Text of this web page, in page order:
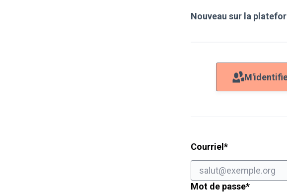
Nouveau sur la
Courriel *Champ
Mot de passe*Champ